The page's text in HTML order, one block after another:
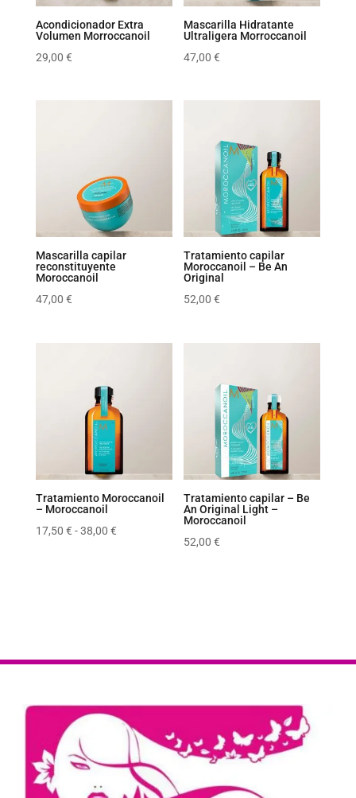
Acondicionador Extra
Volumen Morroccanoil
29,00 €
Mascarilla Hidratante
Ultraligera Morroccanoil
47,00€
Mascarilla capilar
reconstituyente
Moroccanoil
47,00 €
Tratamiento capilar
Moroccanoil – Be An
Original
52,00€
Tratamiento Moroccanoil
– Moroccanoil
17,50 € - 38,00 €Rango
Tratamiento capilar – Be
An Original Light –
Moroccanoil
52,00€